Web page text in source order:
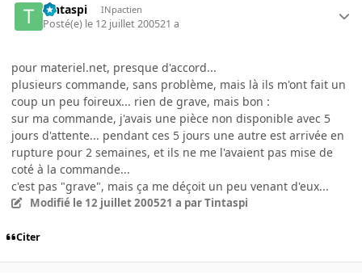
Tintaspi INpactien
Posté(e) le 12 juillet 200521 a
pour materiel.net, presque d'accord...
plusieurs commande, sans problème, mais là ils m'ont fait un
coup un peu foireux... rien de grave, mais bon :
sur ma commande, j'avais une pièce non disponible avec 5
jours d'attente... pendant ces 5 jours une autre est arrivée en
rupture pour 2 semaines, et ils ne me l'avaient pas mise de
coté à la commande...
c'est pas "grave", mais ça me déçoit un peu venant d'eux...
Modifié le 12 juillet 200521 a par Tintaspi
Citer